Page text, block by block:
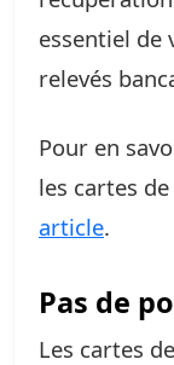
essentiel de
relevés
Pour en
les cartes
article.
Pas de
Les cartes